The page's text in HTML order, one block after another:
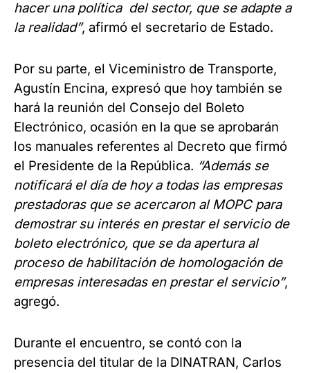
hacer una política del sector, que se adapte a
la realidad”, afirmó el secretario de Estado.
Por su parte, el Viceministro de Transporte,
Agustín Encina, expresó que hoy también se
hará la reunión del Consejo del Boleto
Electrónico, ocasión en la que se aprobarán
los manuales referentes al Decreto que firmó
el Presidente de la República. “Además se
notificará el día de hoy a todas las empresas
prestadoras que se acercaron al MOPC para
demostrar su interés en prestar el servicio de
boleto electrónico, que se da apertura al
proceso de habilitación de homologación de
empresas interesadas en prestar el servicio”,
agregó.
Durante el encuentro, se contó con la
presencia del titular de la DINATRAN, Carlos